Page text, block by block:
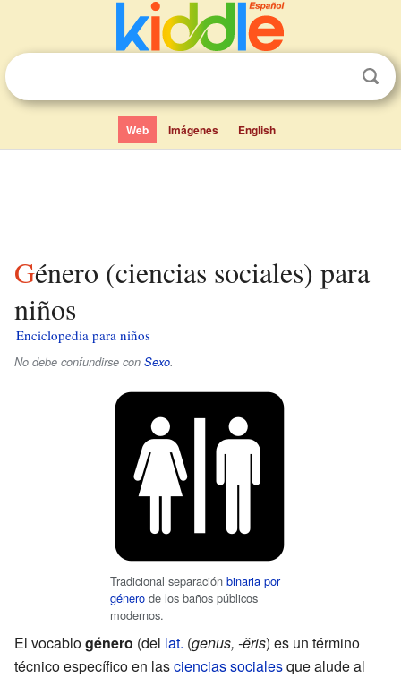
Web Imágenes English
Género (ciencias sociales) para
niños
Enciclopedia para niños
No debe confundirse con Sexo.
Tradicional separación binaria por
género de los baños públicos
modernos.
El vocablogénero (del lat. (genus, -ĕris) es un término
técnico específico en lasciencias socialesque alude al